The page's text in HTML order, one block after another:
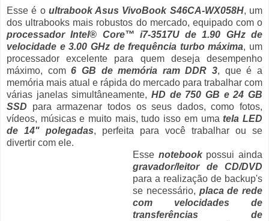
Esse é o ultrabook Asus VivoBook S46CA-WX058H, um
dos ultrabooks mais robustos do mercado, equipado com o
processador Intel® Core™ i7-3517U de 1.90 GHz de
velocidade e 3.00 GHz de frequência turbo máxima, um
processador excelente para quem deseja desempenho
máximo, com6 GB de memória ram DDR 3, que é a
memória mais atual e rápida do mercado para trabalhar com
várias janelas simultâneamente, HD de 750 GB e 24 GB
SSD para armazenar todos os seus dados, como fotos,
vídeos, músicas e muito mais, tudo isso em umatela LED
de 14" polegadas, perfeita para você trabalhar ou se
divertir com ele.
Esse notebookpossui ainda
gravador/leitor de CD/DVD
para a realização de backup's
se necessário, placa de rede
com velocidades de
transferências de